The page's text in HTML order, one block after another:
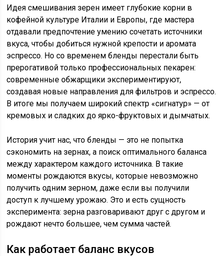
Идея смешивания зерен имеет глубокие корни в
кофейной культуре Италии и Европы, где мастера
отдавали предпочтение умению сочетать источники
вкуса, чтобы добиться нужной крепости и аромата
эспрессо. Но со временем бленды перестали быть
прерогативой только профессиональных пекарен:
современные обжарщики экспериментируют,
создавая новые направления для фильтров и эспрессо.
В итоге мы получаем широкий спектр «сигнатур» — от
кремовых и сладких до ярко-фруктовых и дымчатых.
История учит нас, что бленды — это не попытка
сэкономить на зернах, а поиск оптимального баланса
между характером каждого источника. В такие
моменты рождаются вкусы, которые невозможно
получить одним зерном, даже если вы получили
доступ к лучшему урожаю. Это и есть сущность
эксперимента: зерна разговаривают друг с другом и
рождают нечто большее, чем сумма частей.
Как работает баланс вкусов